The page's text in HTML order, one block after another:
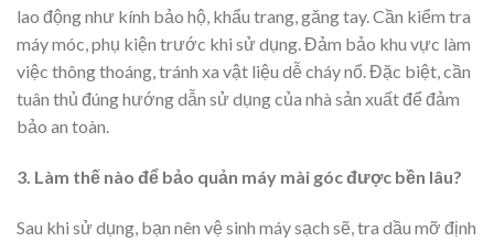
lao động như kính bảo hộ, khẩu trang, găng tay. Cần kiểm tra
máy móc, phụ kiện trước khi sử dụng. Đảm bảo khu vực làm
việc thông thoáng, tránh xa vật liệu dễ cháy nổ. Đặc biệt, cần
tuân thủ đúng hướng dẫn sử dụng của nhà sản xuất để đảm
bảo an toàn.
3. Làm thế nào để bảo quản máy mài góc được bền lâu?
Sau khi sử dụng, bạn nên vệ sinh máy sạch sẽ, tra dầu mỡ định